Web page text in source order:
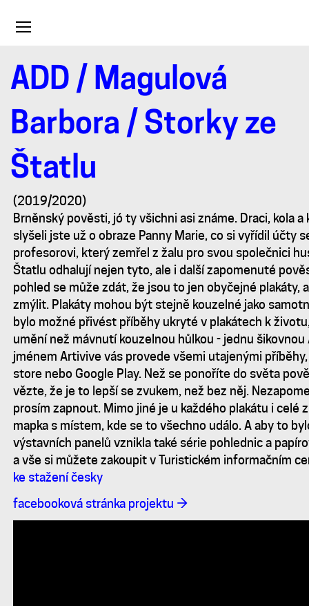
Toggle
ADD / Magulová
Barbora / Storky ze
Štatlu
Storky
ze
Štatlu
(2019/2020)
Brněnský pověsti, jó ty všichni asi známe. Draci, kola a
slyšeli jste už o obraze Panny Marie, co si vyřídil účty
profesorovi, který zemřel z žalu pro svou společnici
Štatlu odhalují nejen tyto, ale i další zapomenuté
pohled se může zdát, že jsou to jen obyčejné plakáty,
zmýlit. Plakáty mohou být stejně kouzelné jako
bylo možné přivést příběhy ukryté v plakátech k
umění než mávnutí kouzelnou hůlkou - jednu šikovnou
jménem Artivive vás provede všemi utajenými
store nebo Google Play. Než se ponoříte do světa
vězte, že je to lepší se zvukem, než bez něj.
prosím zapnout. Mimo jiné je u každého plakátu i celé
mapka s místem, kde se to všechno událo. A aby to
výstavních panelů vznikla také série pohlednic a
a vše si můžete zakoupit v Turistickém informačním
ke stažení česky
facebooková stránka projektu →